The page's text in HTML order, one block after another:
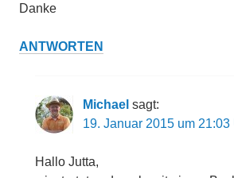
Danke
ANTWORTEN
Michael sagt:
19. Januar 2015 um 21:03
Hallo Jutta,